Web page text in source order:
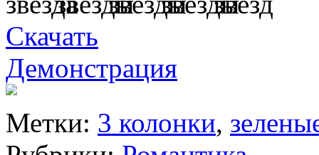
Скачать
Демонстрация
Метки: 3 колонки,